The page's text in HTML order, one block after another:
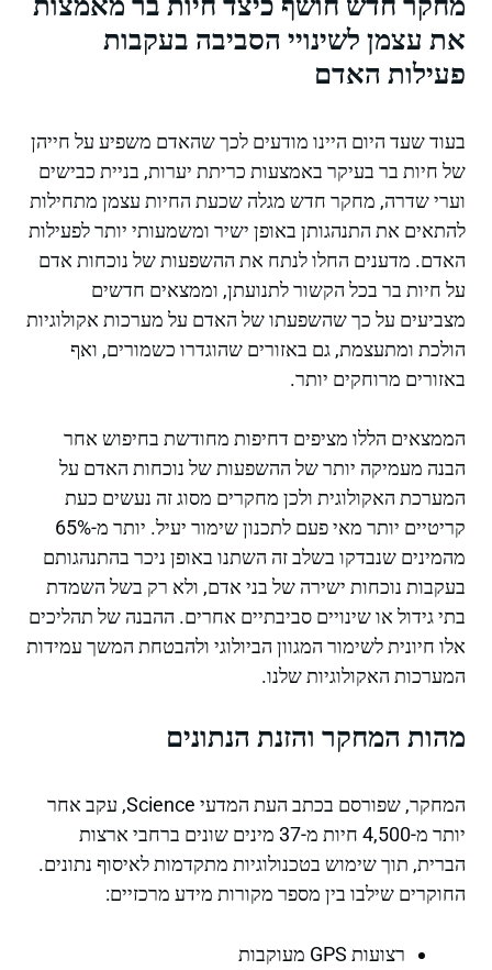
את עצמן לשינויי הסביבה בעקבות
פעילות האדם
בעוד שעד היום היינו מודעים לכך שהאדם משפיע על חייהן
של חיות בר בעיקר באמצעות כריתת יערות, בניית כבישים
וערי שדרה, מחקר חדש מגלה שכעת החיות עצמן מתחילות
להתאים את התנהגותן באופן ישיר ומשמעותי יותר לפעילות
האדם. מדענים החלו לנתח את ההשפעות של נוכחות אדם
על חיות בר בכל הקשור לתנועתן, וממצאים חדשים
מצביעים על כך שהשפעתו של האדם על מערכות אקולוגיות
הולכת ומתעצמת, גם באזורים שהוגדרו כשמורים, ואף
באזורים מרוחקים יותר.
הממצאים הללו מציפים דחיפות מחודשת בחיפוש אחר
הבנה מעמיקה יותר של ההשפעות של נוכחות האדם על
המערכת האקולוגית ולכן מחקרים מסוג זה נעשים כעת
קריטיים יותר מאי פעם לתכנון שימור יעיל. יותר מ-65%
מהמינים שנבדקו בשלב זה השתנו באופן ניכר בהתנהגותם
בעקבות נוכחות ישירה של בני אדם, ולא רק בשל השמדת
בתי גידול או שינויים סביבתיים אחרים. ההבנה של תהליכים
אלו חיונית לשימור המגוון הביולוגי ולהבטחת המשך עמידות
המערכות האקולוגיות שלנו.
מהות המחקר והזנת הנתונים
המחקר, שפורסם בכתב העת המדעי Science, עקב אחר
יותר מ-4,500 חיות מ-37 מינים שונים ברחבי ארצות
הברית, תוך שימוש בטכנולוגיות מתקדמות לאיסוף נתונים.
החוקרים שילבו בין מספר מקורות מידע מרכזיים:
רצועות GPS מעוקבות